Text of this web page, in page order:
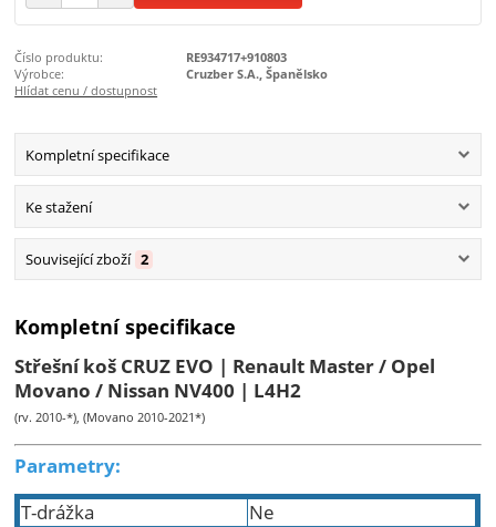
Číslo produktu:
RE934717+910803
Výrobce:
Cruzber S.A., Španělsko
Hlídat cenu / dostupnost
Kompletní specifikace
Ke stažení
Související zboží 2
Kompletní specifikace
Střešní koš CRUZ EVO | Renault Master / Opel
Movano / Nissan NV400 | L4H2
(rv. 2010-*), (Movano 2010-2021*)
Parametry:
T-drážka
Ne